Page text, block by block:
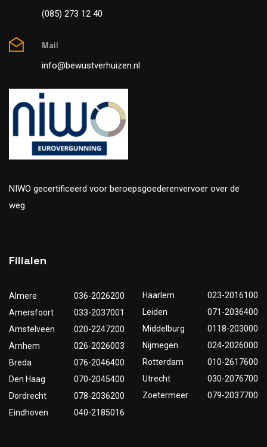
(085) 273 12 40
Mail
info@bewustverhuizen.nl
NIWO gecertificeerd voor beroepsgoederenvervoer over de
weg.
Filialen
Almere
036-2026200
Amersfoort
033-2037001
Amstelveen
020-2247200
Arnhem
026-2026003
Breda
076-2046400
Den Haag
070-2045400
Dordrecht
078-2036200
Eindhoven
040-2185016
Haarlem
023-2016100
Leiden
071-2036400
Middelburg
0118-203000
Nijmegen
024-2026000
Rotterdam
010-2617600
Utrecht
030-2076700
Zoetermeer
079-2037700